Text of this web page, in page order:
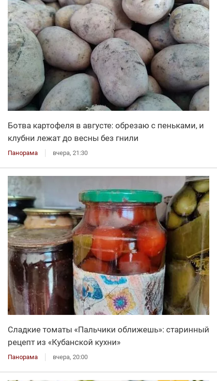
Ботва картофеля в августе: обрезаю с пеньками, и
клубни лежат до весны без гнили
Панорама вчера, 21:30
Сладкие томаты «Пальчики оближешь»: старинный
рецепт из «Кубанской кухни»
Панорама вчера, 20:00